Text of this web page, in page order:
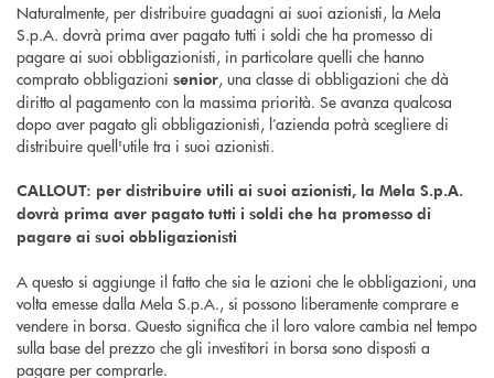
Naturalmente, per distribuire guadagni ai suoi azionisti, la Mela
S.p.A. dovrà prima aver pagato tutti i soldi che ha promesso di
pagare ai suoi obbligazionisti, in particolare quelli che hanno
comprato obbligazioni senior, una classe di obbligazioni che dà
diritto al pagamento con la massima priorità. Se avanza qualcosa
dopo aver pagato gli obbligazionisti, l’azienda potrà scegliere di
distribuire quell'utile tra i suoi azionisti.
CALLOUT: per distribuire utili ai suoi azionisti, la Mela S.p.A.
dovrà prima aver pagato tutti i soldi che ha promesso di
pagare ai suoi obbligazionisti
A questo si aggiunge il fatto che sia le azioni che le obbligazioni, una
volta emesse dalla Mela S.p.A., si possono liberamente comprare e
vendere in borsa. Questo significa che il loro valore cambia nel tempo
sulla base del prezzo che gli investitori in borsa sono disposti a
pagare per comprarle.